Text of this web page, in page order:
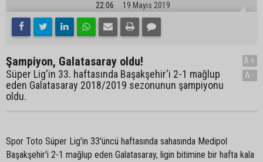
22:06 19 Mayıs 2019
Şampiyon, Galatasaray oldu!
Süper Lig'in 33. haftasında Başakşehir'i 2-1 mağlup
eden Galatasaray 2018/2019 sezonunun şampiyonu
oldu.
A+
A-
Spor Toto Süper Lig'in 33'üncü haftasında sahasında Medipol
Başakşehir'i 2-1 mağlup eden Galatasaray, ligin bitimine bir hafta kala